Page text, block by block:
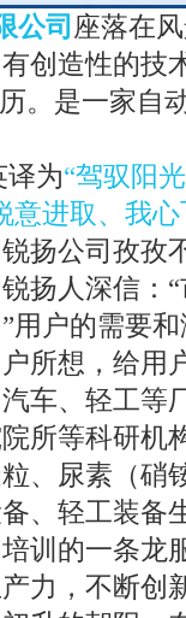
公司 座落在
创造性的技
。是一家自
译为“驾驭阳
意进取、我心
扬公司孜孜
扬人深信：
用户的需要
所想，给用
车、轻工等
所等科研机
、尿素（硝
、轻工装备
训的一条龙
力，不断创